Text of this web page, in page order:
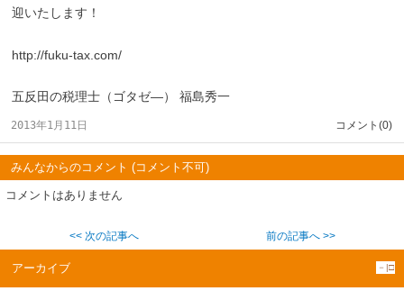
迎いたします！
http://fuku-tax.com/
五反田の税理士（ゴタゼ―） 福島秀一
2013年1月11日 コメント(0)
みんなからのコメント (コメント不可)
コメントはありません
<< 次の記事へ 前の記事へ >>
アーカイブ －|□